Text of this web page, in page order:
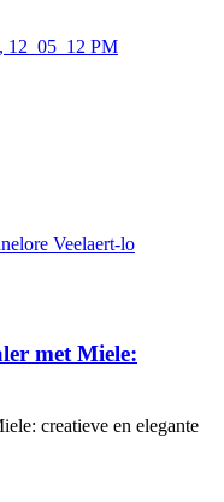
met Miele:
creatieve en elegante